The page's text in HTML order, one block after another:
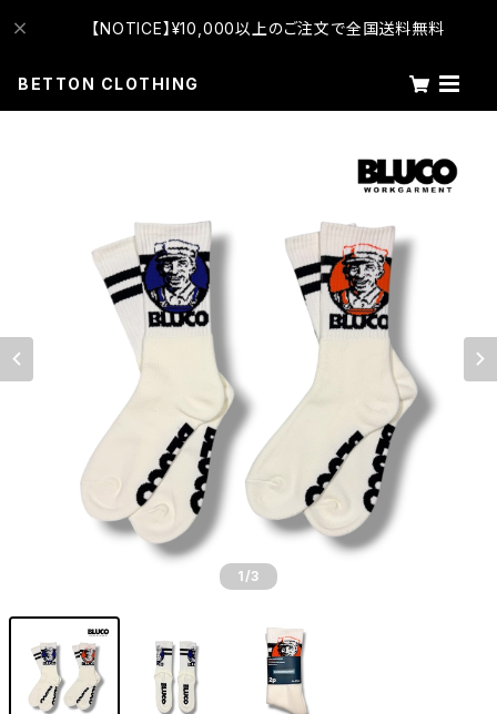
【NOTICE】¥10,000以上のご注文で全国送料無料
BETTON CLOTHING
1 /3